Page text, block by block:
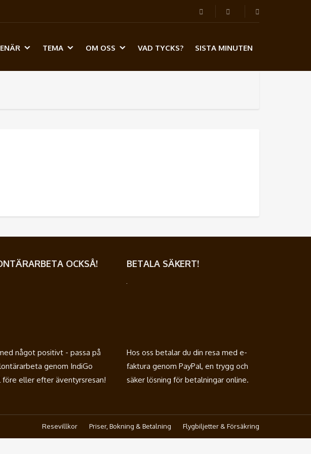
TEMA OM OSS VAD TYCKS? SISTA MINUTEN
OCKSÅ!
något positivt - passa på
genom IndiGo
före eller efter äventyrsresan!
BETALA SÄKERT!
Hos oss betalar du din resa med e-
faktura genom PayPal, en trygg och
säker lösning för betalningar online.
Resevillkor Priser, Bokning & Betalning Flygbiljetter & Försäkring